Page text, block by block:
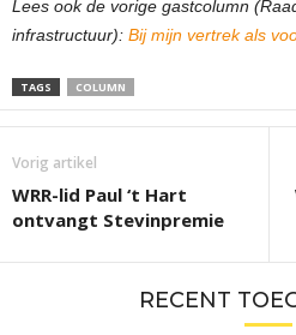
Lees ook de vorige gastcolumn
infrastructuur): Bij mijn vertrek als
TAGS COLUMN
Vorig artikel
WRR-lid Paul ‘t Hart
ontvangt Stevinpremie
RECENT